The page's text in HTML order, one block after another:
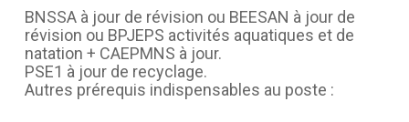
BNSSA à jour de révision ou BEESAN à jour de
révision ou BPJEPS activités aquatiques et de
natation + CAEPMNS à jour.
PSE1 à jour de recyclage.
Autres prérequis indispensables au poste :